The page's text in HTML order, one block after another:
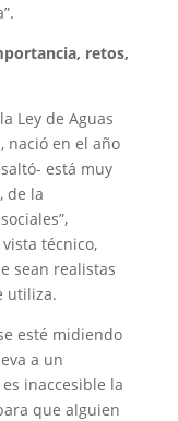
retos,
Ley de Aguas
nació en el año
está muy
de la
técnico,
sean realistas
utiliza.
esté midiendo
a un
inaccesible la
que alguien